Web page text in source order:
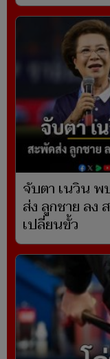
จับตา เนวิน
ส่ง ลูกชาย ลง
เปลี่ยนขั้ว